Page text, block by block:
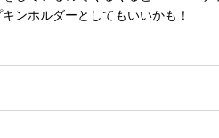
ンホルダーとしてもいいかも！